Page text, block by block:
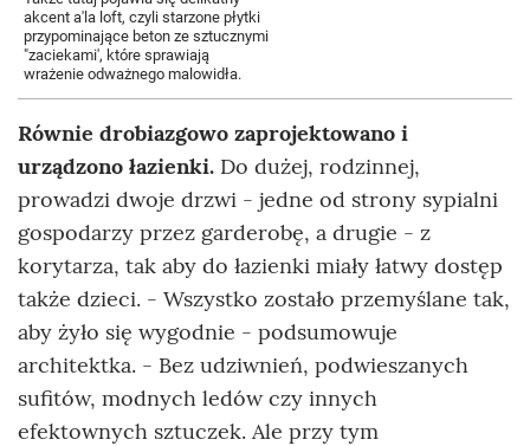
akcent a'la loft, czyli starzone płytki
przypominające beton ze sztucznymi
"zaciekami', które sprawiają
wrażenie odważnego malowidła.
Równie drobiazgowo zaprojektowano i
urządzono łazienki. Do dużej, rodzinnej,
prowadzi dwoje drzwi - jedne od strony sypialni
gospodarzy przez garderobę, a drugie - z
korytarza, tak aby do łazienki miały łatwy dostęp
także dzieci. - Wszystko zostało przemyślane tak,
aby żyło się wygodnie - podsumowuje
architektka. - Bez udziwnień, podwieszanych
sufitów, modnych ledów czy innych
efektownych sztuczek. Ale przy tym